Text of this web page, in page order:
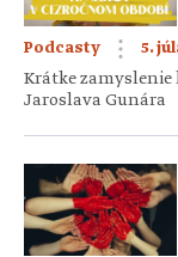
Podcasty 5.
Krátke zamyslenie
Jaroslava Gunára